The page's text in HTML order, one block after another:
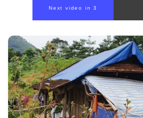
Next video in 1